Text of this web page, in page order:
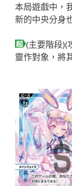
本局遊戲中，
新的中央分身
(主要階段)(
靈作對象，將